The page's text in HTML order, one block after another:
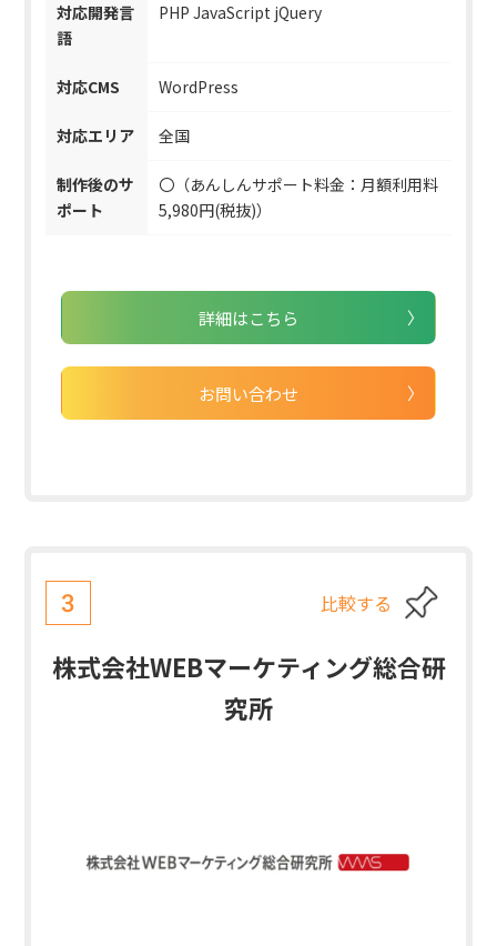
対応開発言
語
PHP JavaScript jQuery
対応CMS WordPress
対応エリア 全国
制作後のサ
ポート
〇（あんしんサポート料金：月額利用料
5,980円(税抜)）
詳細はこちら
お問い合わせ
3 比較する
株式会社WEBマーケティング総合研
究所